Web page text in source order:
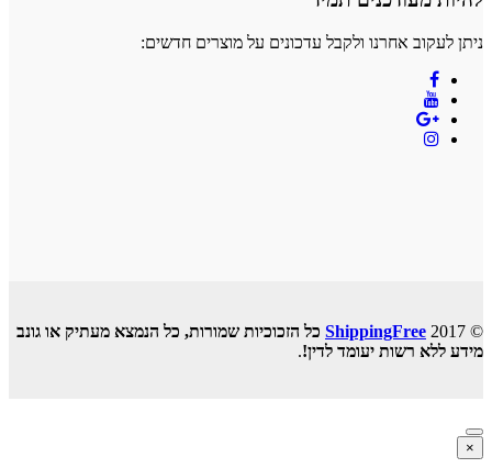
ניתן לעקוב אחרנו ולקבל עדכונים על מוצרים חדשים:
© 2017
ShippingFree כל הזכוכיות שמורות, כל הנמצא מעתיק או גונב
מידע ללא רשות יעומד לדין!.
×